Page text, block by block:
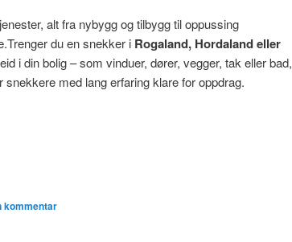
alt fra nybygg og tilbygg til oppussing
du en snekker i Rogaland, Hordaland eller
i din bolig – som vinduer, dører, vegger, tak eller bad,
med lang erfaring klare for oppdrag.
kommentar